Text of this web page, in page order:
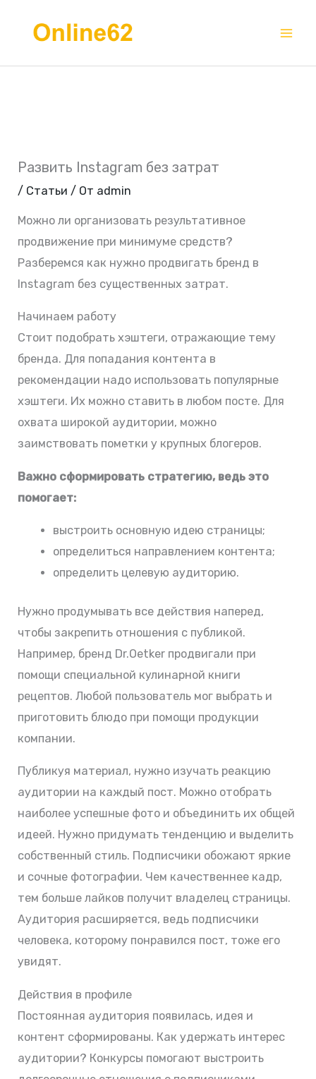
Развить Instagram без затрат
/ Статьи / От admin
Можно ли организовать результативное
продвижение при минимуме средств?
Разберемся как нужно продвигать бренд в
Instagram без существенных затрат.
Начинаем работу
Стоит подобрать хэштеги, отражающие тему
бренда. Для попадания контента в
рекомендации надо использовать популярные
хэштеги. Их можно ставить в любом посте. Для
охвата широкой аудитории, можно
заимствовать пометки у крупных блогеров.
Важно сформировать стратегию, ведь это
помогает:
выстроить основную идею страницы;
определиться направлением контента;
определить целевую аудиторию.
Нужно продумывать все действия наперед,
чтобы закрепить отношения с публикой.
Например, бренд Dr.Oetker продвигали при
помощи специальной кулинарной книги
рецептов. Любой пользователь мог выбрать и
приготовить блюдо при помощи продукции
компании.
Публикуя материал, нужно изучать реакцию
аудитории на каждый пост. Можно отобрать
наиболее успешные фото и объединить их общей
идеей. Нужно придумать тенденцию и выделить
собственный стиль. Подписчики обожают яркие
и сочные фотографии. Чем качественнее кадр,
тем больше лайков получит владелец страницы.
Аудитория расширяется, ведь подписчики
человека, которому понравился пост, тоже его
увидят.
Действия в профиле
Постоянная аудитория появилась, идея и
контент сформированы. Как удержать интерес
аудитории? Конкурсы помогают выстроить